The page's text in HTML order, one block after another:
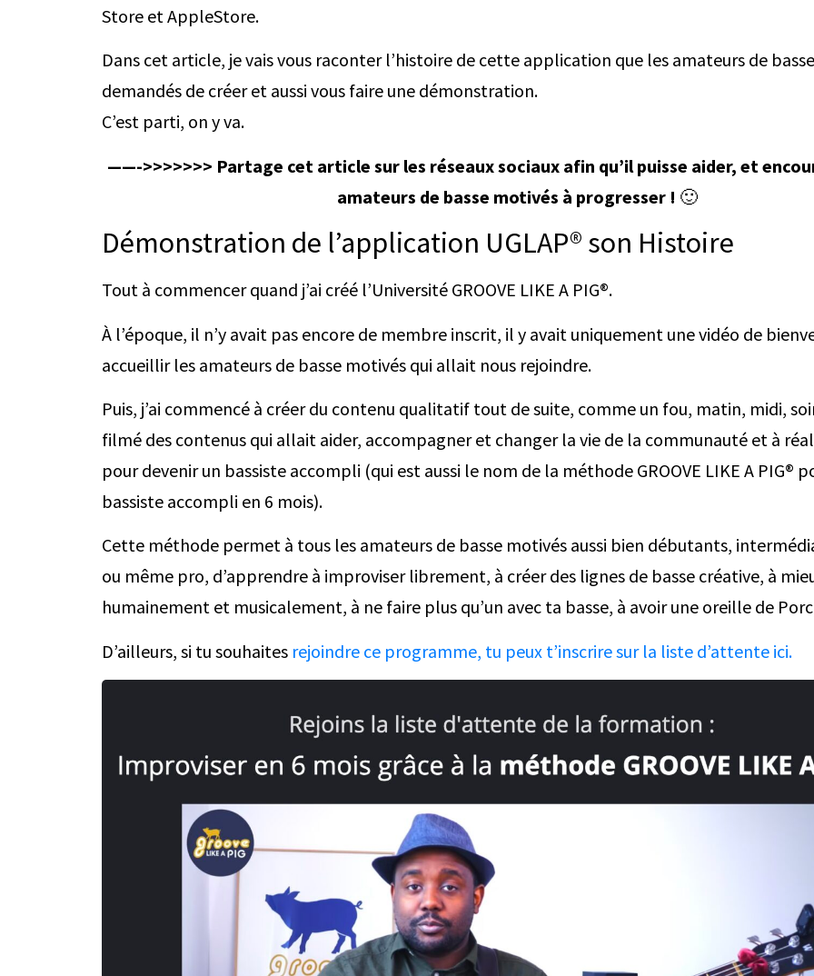
Store et AppleStore.
Dans cet article, je vais vous raconter l’histoire de cette application que les amateurs de
demandés de créer et aussi vous faire une démonstration.
C’est parti, on y va.
——->>>>>>> Partage cet article sur les réseaux sociaux afin qu’il puisse aider, et
amateurs de basse motivés à progresser ! 🙂
Démonstration de l’application UGLAP® son Histoire
Tout à commencer quand j’ai créé l’Université GROOVE LIKE A PIG®.
À l’époque, il n’y avait pas encore de membre inscrit, il y avait uniquement une vidéo de
accueillir les amateurs de basse motivés qui allait nous rejoindre.
Puis, j’ai commencé à créer du contenu qualitatif tout de suite, comme un fou, matin, midi,
filmé des contenus qui allait aider, accompagner et changer la vie de la communauté et à
pour devenir un bassiste accompli (qui est aussi le nom de la méthode GROOVE LIKE A PIG®
bassiste accompli en 6 mois).
Cette méthode permet à tous les amateurs de basse motivés aussi bien débutants,
ou même pro, d’apprendre à improviser librement, à créer des lignes de basse créative, à
humainement et musicalement, à ne faire plus qu’un avec ta basse, à avoir une oreille de
D’ailleurs, si tu souhaites rejoindre ce programme, tu peux t’inscrire sur la liste d’attente ici.